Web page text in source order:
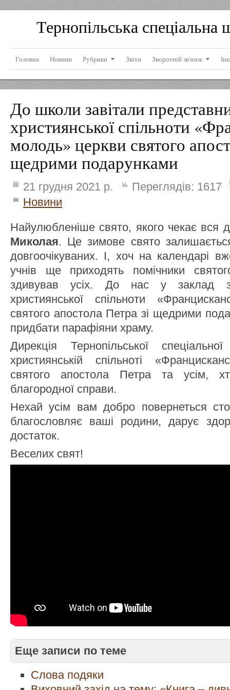
Тернопільська спеціальна
Головна Новини Рубрики Звіти Зворотній зв'язок
До школи завітали
християнської спільноти
молодь» церкви святого
щедрими подарунками
21 грудня 2021 р. Переглядів: 1617
Новини
Найулюбленіше свято, якого чекає вся
Миколая. Це зимове свято
довгоочікуваних. І, хоч на календарі
учнів ще приходять помічники
здивував усіх. До нас у заклад
християнської спільноти
святого апостола Петра зі щедрими
придбати парафіяни храму.
Дирекція Тернопільської
християнській спільноті
святого апостола Петра та усім,
благородної справи.
Нехай усім вам добро повернеться
благословляє ваші родини, дарує
достаток.
Веселих свят!
Еще записи по теме
Слова подяки